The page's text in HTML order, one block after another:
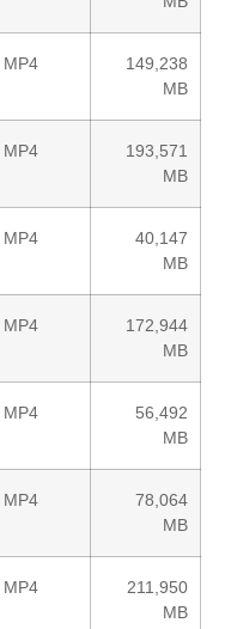
MP4
149,238
MB
MP4
193,571
MB
MP4
40,147
MB
MP4
172,944
MB
MP4
56,492
MB
MP4
78,064
MB
MP4
211,950
MB